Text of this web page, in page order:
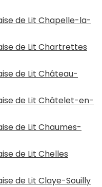
de Lit Chapelle-la-
de Lit Chartrettes
de Lit Château-
de Lit Châtelet-en-
de Lit Chaumes-
de Lit Chelles
de Lit Claye-Souilly